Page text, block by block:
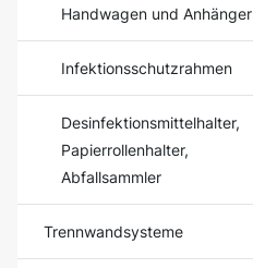
Handwagen und Anhänger
Infektionsschutzrahmen
Desinfektionsmittelhalter,
Papierrollenhalter,
Abfallsammler
Trennwandsysteme